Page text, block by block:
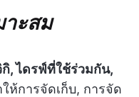
าะสม
กิ, ไดรฟ์ที่ใช้ร่วมกัน,
ห้การจัดเก็บ, การจัด